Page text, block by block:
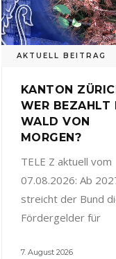
AKTUELL BEITRAG
KANTON
WER BEZAHLT
WALD VON
MORGEN?
TELE Z aktuell vom
07.08.2026: Ab
streicht der Bund
Fördergelder für
7. August 2026